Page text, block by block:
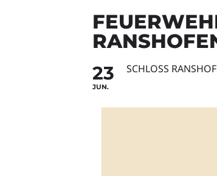
23
JUN.
SCHLOSS